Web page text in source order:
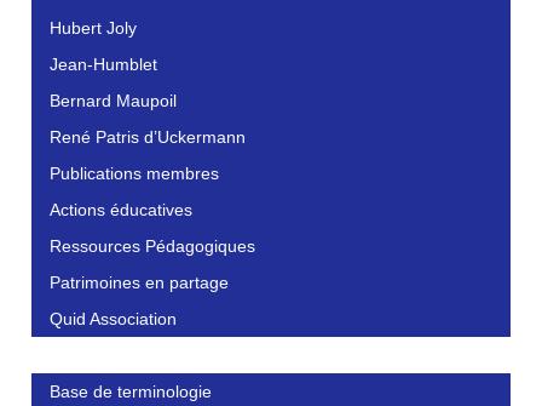
Hubert Joly
Jean-Humblet
Bernard Maupoil
René Patris d’Uckermann
Publications membres
Actions éducatives
Ressources Pédagogiques
Patrimoines en partage
Quid Association
Base de terminologie